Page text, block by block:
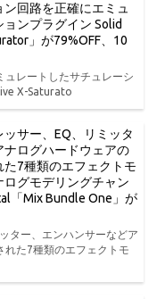
回路を正確にエミュ
ンプラグイン Solid
」が79%OFF、10
ュレートしたサチュレーシ
X-Saturato
ッサー、EQ、リミッタ
ログハードウェアの
7種類のエフェクトモ
グモデリングチャン
「Mix Bundle One」が
ター、エンハンサーなどア
れた7種類のエフェクトモ